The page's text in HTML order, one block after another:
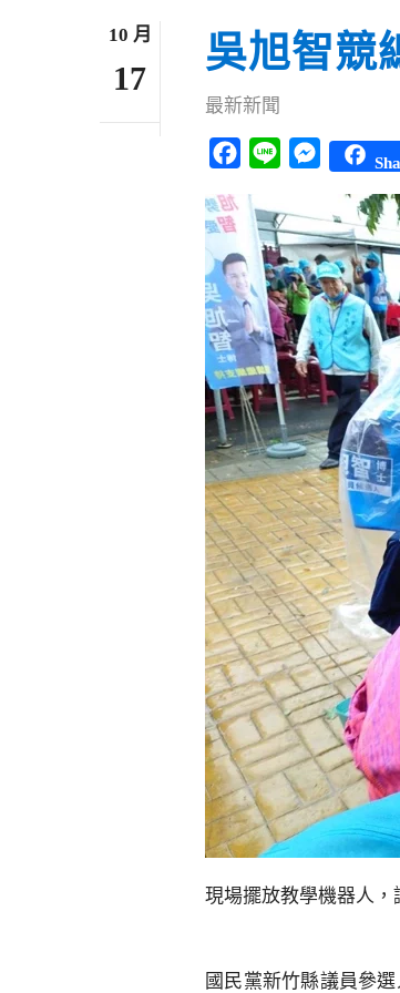
10 月
17
吳旭智競
最新新聞
Facebook
Line Messenger
現場擺放教學機器人
國民黨新竹縣議員參